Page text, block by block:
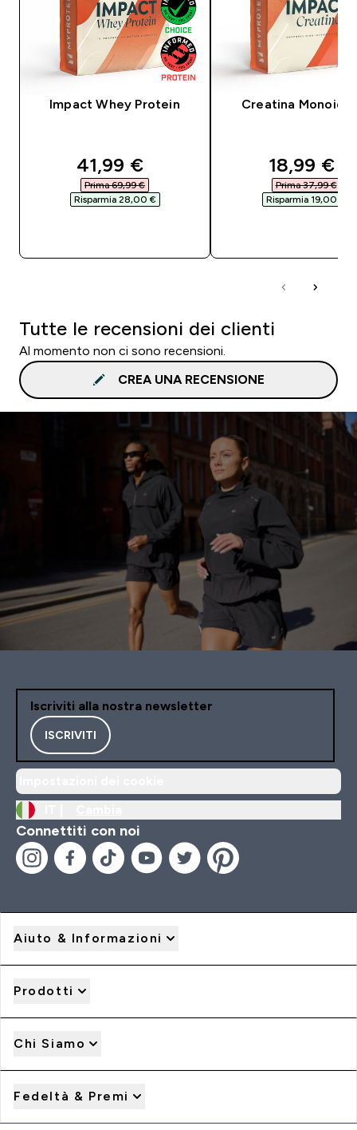
Impact Whey Protein
discounted price
41,99 €‎
Prima 69,99 €‎
Risparmia 28,00 €‎
Creatina
18,99 €‎
Prima 37,99 €‎
Risparmia 19,00 €‎
Tutte le recensioni dei clienti
Al momento non ci sono recensioni.
CREA UNA RECENSIONE
Iscriviti alla nostra newsletter
ISCRIVITI
Connettiti con noi
Aiuto & Informazioni
Prodotti
Chi Siamo
Fedeltà & Premi